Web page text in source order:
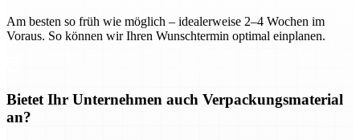
Am besten so früh wie möglich – idealerweise 2–4 Wochen im
Voraus. So können wir Ihren Wunschtermin optimal einplanen.
Bietet Ihr Unternehmen auch Verpackungsmaterial
an?